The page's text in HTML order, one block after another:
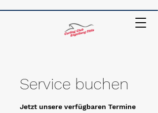
Service buchen
Jetzt unsere verfügbaren Termine